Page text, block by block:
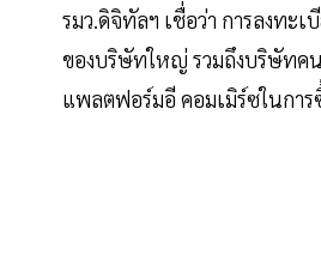
รมว.ดิจิทัลฯ เชื่อว่า การลงทะ
ของบริษัทใหญ่ รวมถึงบริษัทคน
แพลตฟอร์มอี คอมเมิร์ซในกา